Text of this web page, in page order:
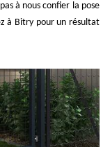
à nous confier la pose
à Bitry pour un résultat